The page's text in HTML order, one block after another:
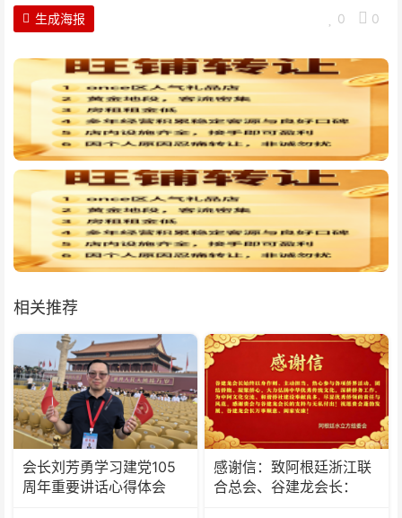
0 0
生成海报
相关推荐
会长刘芳勇学习建党105
周年重要讲话心得体会
感谢信：致阿根廷浙江联
合总会、谷建龙会长：